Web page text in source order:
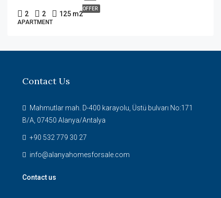
OFFER
2 2 125 m2
APARTMENT
Contact Us
Mahmutlar mah. D-400 karayolu, Üstü bulvarı No:171
B/A, 07450 Alanya/Antalya
+90 532 779 30 27
info@alanyahomesforsale.com
Contact us